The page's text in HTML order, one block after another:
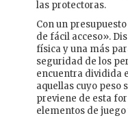
las protectoras.
Con un
de fácil acceso».
física y una más
seguridad de los
encuentra dividida
aquellas cuyo peso
previene de esta
elementos de